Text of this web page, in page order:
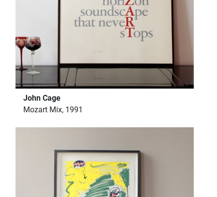
John Cage
Mozart Mix, 1991